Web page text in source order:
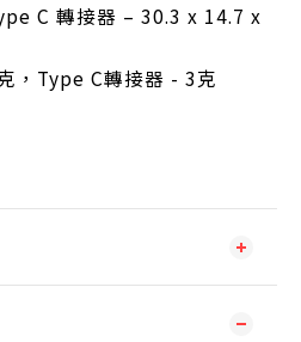
C 轉接器 – 30.3 x 14.7 x
，Type C轉接器 - 3克